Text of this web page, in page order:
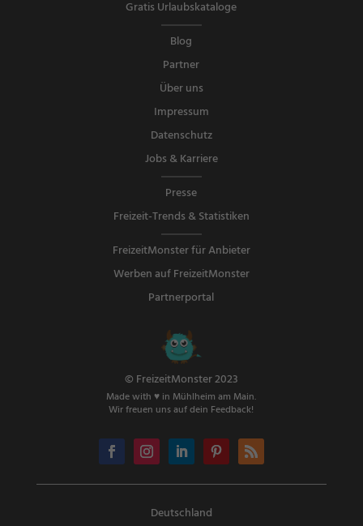
Gratis Urlaubskataloge
Blog
Partner
Über uns
Impressum
Datenschutz
Jobs & Karriere
Presse
Freizeit-Trends & Statistiken
FreizeitMonster für Anbieter
Werben auf FreizeitMonster
Partnerportal
© FreizeitMonster 2023
Made with ♥ in Mühlheim am Main.
Wir freuen uns auf dein Feedback!
Deutschland